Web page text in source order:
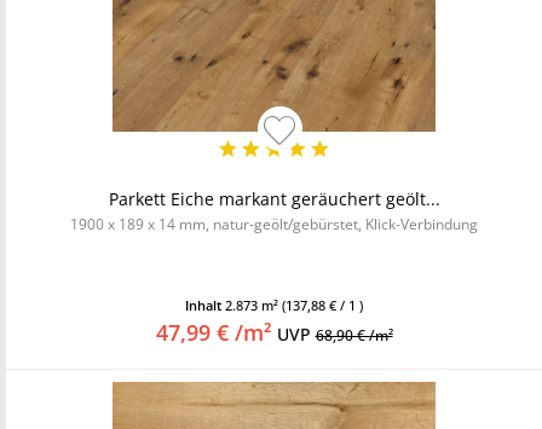
Parkett Eiche markant geräuchert geölt...
1900 x 189 x 14 mm, natur-geölt/gebürstet, Klick-Verbindung
Inhalt 2.873 m² (137,88 € / 1 )
47,99 € /m² UVP68,90 € /m²